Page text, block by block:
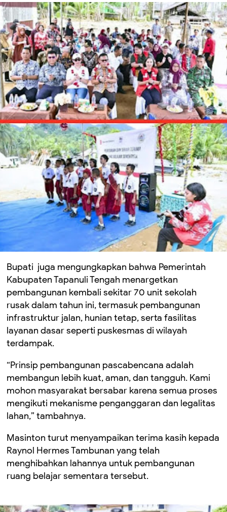
Bupati juga mengungkapkan bahwa Pemerintah
Kabupaten Tapanuli Tengah menargetkan
pembangunan kembali sekitar 70 unit sekolah
rusak dalam tahun ini, termasuk pembangunan
infrastruktur jalan, hunian tetap, serta fasilitas
layanan dasar seperti puskesmas di wilayah
terdampak.
“Prinsip pembangunan pascabencana adalah
membangun lebih kuat, aman, dan tangguh. Kami
mohon masyarakat bersabar karena semua proses
mengikuti mekanisme penganggaran dan legalitas
lahan,” tambahnya.
Masinton turut menyampaikan terima kasih kepada
Raynol Hermes Tambunan yang telah
menghibahkan lahannya untuk pembangunan
ruang belajar sementara tersebut.